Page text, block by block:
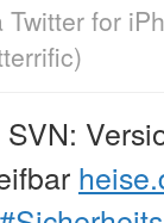
Twitter for
)